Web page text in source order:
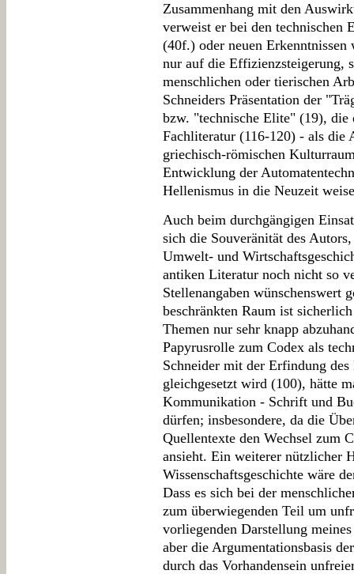
Zusammenhang mit den
verweist er bei den technischen
(40f.) oder neuen
nur auf die Effizienzsteigerung,
menschlichen oder tierischen
Schneiders Präsentation der
bzw. "technische Elite" (19), die
Fachliteratur (116-120) - als die
griechisch-römischen
Entwicklung der
Hellenismus in die Neuzeit
Auch beim durchgängigen
sich die Souveränität des
Umwelt- und
antiken Literatur noch nicht so
Stellenangaben wünschenswert
beschränkten Raum ist
Themen nur sehr knapp
Papyrusrolle zum Codex als
Schneider mit der Erfindung
gleichgesetzt wird (100), hätte
Kommunikation - Schrift und
dürfen; insbesondere, da die
Quellentexte den Wechsel zum
ansieht. Ein weiterer nützlicher
Wissenschaftsgeschichte wäre
Dass es sich bei der
zum überwiegenden Teil um
vorliegenden Darstellung
aber die Argumentationsbasis
durch das Vorhandensein